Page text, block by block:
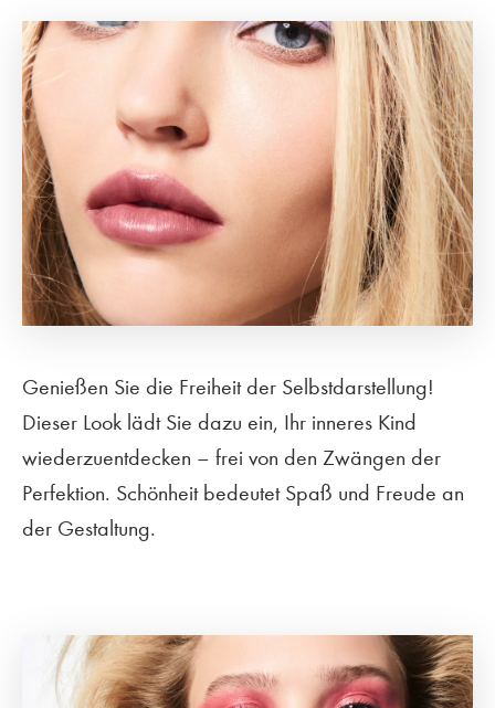
Genießen Sie die Freiheit der Selbstdarstellung!
Dieser Look lädt Sie dazu ein, Ihr inneres Kind
wiederzuentdecken – frei von den Zwängen der
Perfektion. Schönheit bedeutet Spaß und Freude an
der Gestaltung.